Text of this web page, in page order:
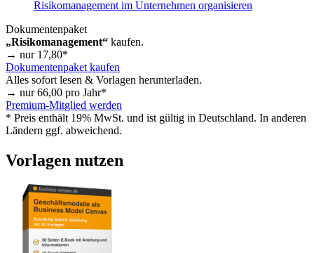
Risikomanagement im Unternehmen organisieren
Dokumentenpaket
„Risikomanagement“ kaufen.
→ nur 17,80*
Dokumentenpaket kaufen
Alles sofort lesen & Vorlagen herunterladen.
→ nur66,00 pro Jahr*
Premium-Mitglied werden
* Preis enthält 19% MwSt. und ist gültig in Deutschland. In anderen
Ländern ggf. abweichend.
Vorlagen nutzen